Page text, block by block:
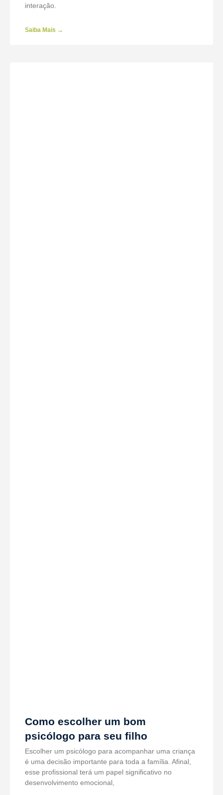
interação.
Saiba Mais →
Como escolher um bom
psicólogo para seu filho
Escolher um psicólogo para acompanhar uma criança
é uma decisão importante para toda a família. Afinal,
esse profissional terá um papel significativo no
desenvolvimento emocional,